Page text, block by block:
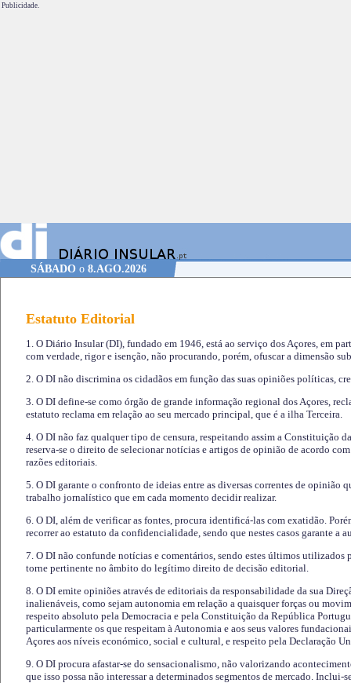
Publicidade.
SÁBADOo 8.AGO.2026
Estatuto Editorial
1. O Diário Insular (DI), fundado em 1946, está ao serviço dos Açores, em
com verdade, rigor e isenção, não procurando, porém, ofuscar a dimensão
2. O DI não discrimina os cidadãos em função das suas opiniões políticas,
3. O DI define-se como órgão de grande informação regional dos Açores,
estatuto reclama em relação ao seu mercado principal, que é a ilha Terceira.
4. O DI não faz qualquer tipo de censura, respeitando assim a Constituição
reserva-se o direito de selecionar notícias e artigos de opinião de acordo
razões editoriais.
5. O DI garante o confronto de ideias entre as diversas correntes de opinião
trabalho jornalístico que em cada momento decidir realizar.
6. O DI, além de verificar as fontes, procura identificá-las com exatidão.
recorrer ao estatuto da confidencialidade, sendo que nestes casos garante a
7. O DI não confunde notícias e comentários, sendo estes últimos utilizados
torne pertinente no âmbito do legítimo direito de decisão editorial.
8. O DI emite opiniões através de editoriais da responsabilidade da sua
inalienáveis, como sejam autonomia em relação a quaisquer forças ou
respeito absoluto pela Democracia e pela Constituição da República
particularmente os que respeitam à Autonomia e aos seus valores
Açores aos níveis económico, social e cultural, e respeito pela Declaração
9. O DI procura afastar-se do sensacionalismo, não valorizando
que isso possa não interessar a determinados segmentos de mercado.